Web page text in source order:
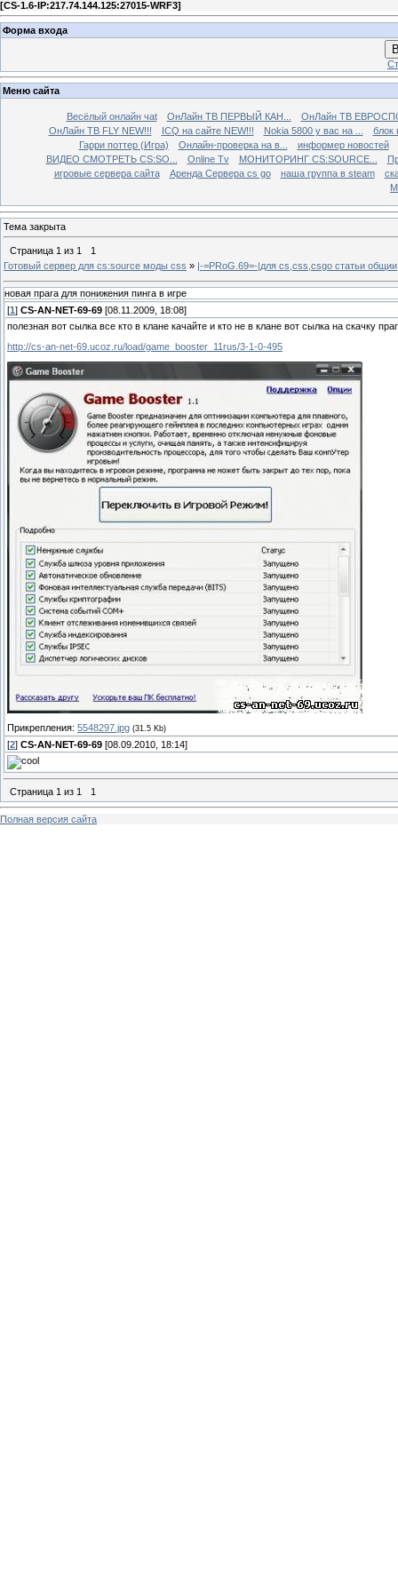
[CS-1.6-IP:217.74.144.125:27015-WRF3]
Форма входа
Меню сайта
Весёлый онлайн чаt ОнЛайн ТВ ПЕРВЫЙ КАН...
ОнЛайн ТВ
ОнЛайн ТВ FLY NEW!!!
ICQ на сайте NEW!!! Nokia 5800 у вас на ...
блок
Гарри поттер (Игра)
Онлайн-проверка на в...
информер новостей
ВИДЕО СМОТРЕТЬ CS:SO...
Online Tv МОНИТОРИНГ CS:SOURCE...
игровые сервера сайта
Аренда Сервера cs go наша группа в steam
Тема закрыта
Страница 1 из 1
1
Готовый сервер для cs:source моды css » |-=PRoG.69=-|для cs,css,csgo cтатьи общии
новая прага для понижения пинга в игре
[1 ] CS-AN-NET-69-69 [08.11.2009, 18:08]
полезная вот сылка все кто в клане качайте и кто не в клане вот сылка на скачку
http://cs-an-net-69.ucoz.ru/load/game_booster_11rus/3-1-0-495
Прикрепления: 5548297.jpg (31.5 Kb)
[2] CS-AN-NET-69-69 [08.09.2010, 18:14]
Страница 1 из 1 1
Полная версия сайта